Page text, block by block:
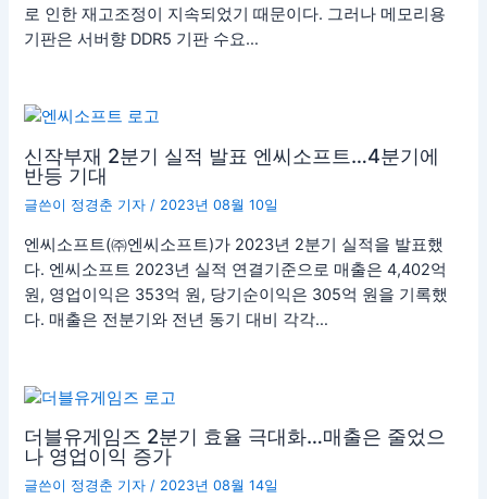
로 인한 재고조정이 지속되었기 때문이다. 그러나 메모리용
기판은 서버향 DDR5 기판 수요…
신작부재 2분기 실적 발표 엔씨소프트…4분기에
반등 기대
글쓴이 정경춘 기자/ 2023년 08월 10일
엔씨소프트(㈜엔씨소프트)가 2023년 2분기 실적을 발표했
다. 엔씨소프트 2023년 실적 연결기준으로 매출은 4,402억
원, 영업이익은 353억 원, 당기순이익은 305억 원을 기록했
다. 매출은 전분기와 전년 동기 대비 각각…
더블유게임즈 2분기 효율 극대화…매출은 줄었으
나 영업이익 증가
글쓴이 정경춘 기자/ 2023년 08월 14일